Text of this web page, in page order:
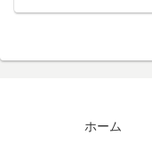
ホーム